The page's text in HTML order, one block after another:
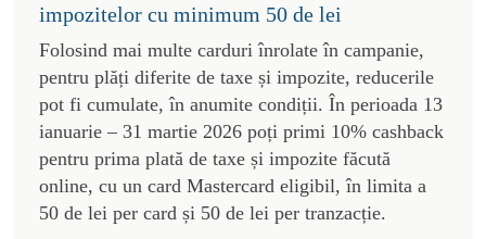
impozitelor cu minimum 50 de lei
Folosind mai multe carduri înrolate în campanie,
pentru plăți diferite de taxe și impozite, reducerile
pot fi cumulate, în anumite condiții. În perioada 13
ianuarie – 31 martie 2026 poți primi 10% cashback
pentru prima plată de taxe și impozite făcută
online, cu un card Mastercard eligibil, în limita a
50 de lei per card și 50 de lei per tranzacție.